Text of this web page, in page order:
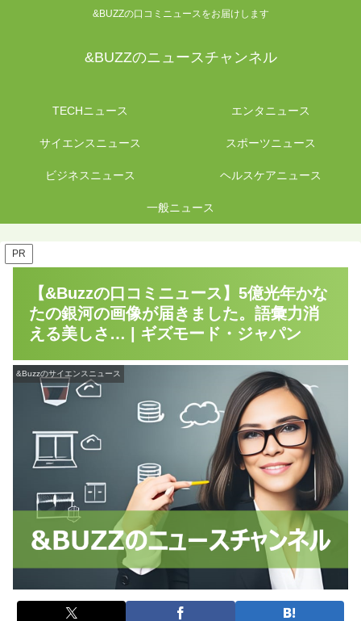
&BUZZの口コミニュースをお届けします
&BUZZのニュースチャンネル
TECHニュース エンタニュース
サイエンスニュース スポーツニュース
ビジネスニュース ヘルスケアニュース
一般ニュース
PR
【&Buzzの口コミニュース】5億光年かな
たの銀河の画像が届きました。語彙力消
える美しさ… | ギズモード・ジャパン
&Buzzのサイエンスニュース